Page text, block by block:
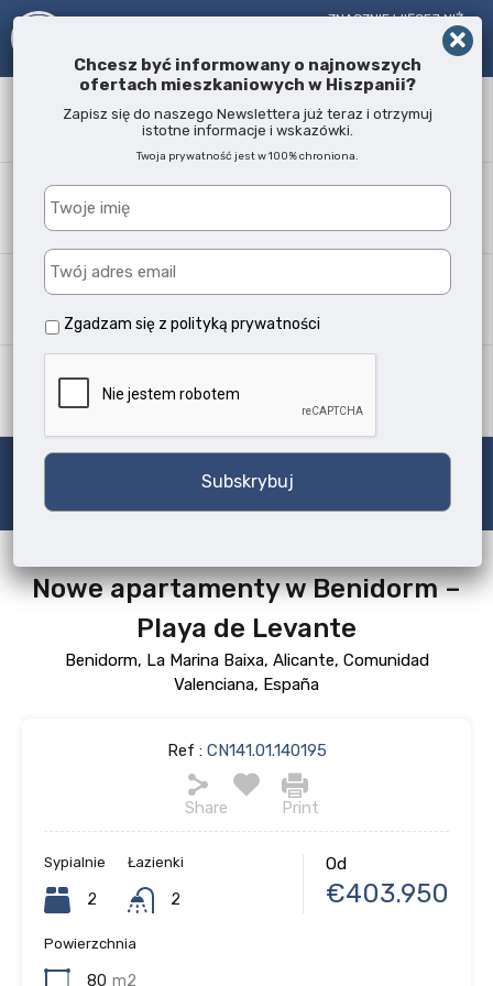
ZNACZNIE WIĘCEJ NIŻ
AGENT NIERUCHOMOŚCI!
Lokalizacja
Każda
Typ nieruchomości
Wszystkie typy
Każda
Szukaj
Nowe apartamenty w Benidorm –
Playa de Levante
Benidorm, La Marina Baixa, Alicante, Comunidad
Valenciana, España
Ref :CN141.01.140195
Share Print
Od
€403.950
Sypialnie
2
Łazienki
2
Powierzchnia
80 m2
Chcesz być informowany o najnowszych
ofertach mieszkaniowych w Hiszpanii?
Zapisz się do naszego Newslettera już teraz i otrzymuj
istotne informacje i wskazówki.
Twoja prywatność jest w 100% chroniona.
Zgadzam się zpolityką prywatności